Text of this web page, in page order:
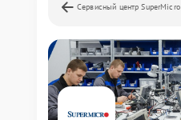
Сервисный центр SuperMicro